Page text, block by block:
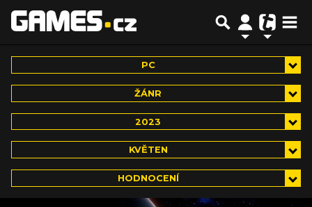
PC
ŽÁNR
2023
KVĚTEN
HODNOCENÍ